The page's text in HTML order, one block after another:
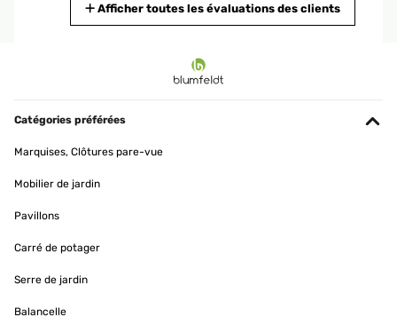
Wasserdicht ist!!!!!!!! Aber leider ist das nicht so.
Amazon-Benutzer
Afficher toutes les évaluations des clients
Catégories préférées
Marquises, Clôtures pare-vue
Mobilier de jardin
Pavillons
Carré de potager
Serre de jardin
Balancelle